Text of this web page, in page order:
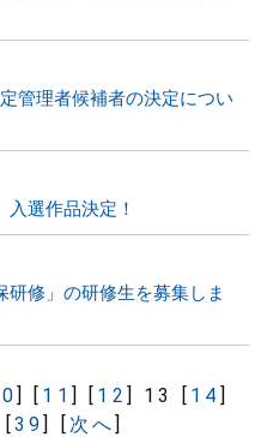
管理者候補者の決定につい
選作品決定！
修」の研修生を募集しま
] [ 11 ] [ 12 ] 13 [ 14 ]
[39] [ 次へ]